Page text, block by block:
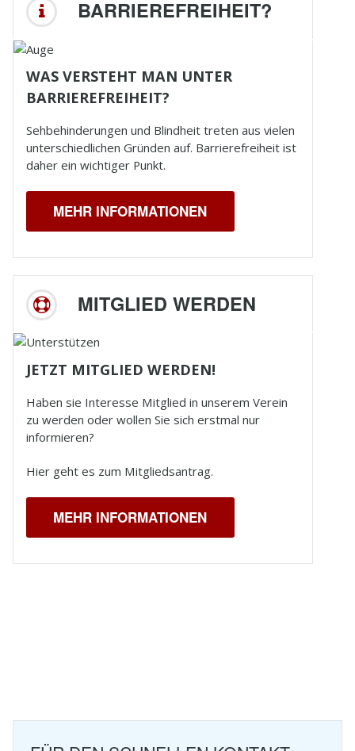
BARRIEREFREIHEIT?
WAS VERSTEHT MAN UNTER
BARRIEREFREIHEIT?
Sehbehinderungen und Blindheittreten aus vielen
unterschiedlichen Gründen auf. Barrierefreiheit ist
daher ein wichtiger Punkt.
MEHR INFORMATIONEN
MITGLIED WERDEN
JETZT MITGLIED WERDEN!
Haben sie Interesse Mitglied in unserem Verein
zu werden oder wollen Sie sich erstmal nur
informieren?
Hier geht es zum Mitgliedsantrag.
MEHR INFORMATIONEN